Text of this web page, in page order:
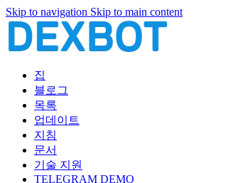
Skip to navigation Skip to main content
집
블로그
목록
업데이트
지침
문서
기술 지원
TELEGRAM DEMO